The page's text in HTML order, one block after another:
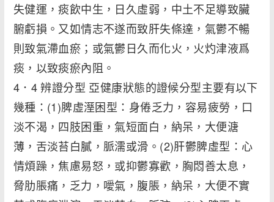
失健運，痰飲中生，日久虛弱，中土不足導致臟
腑虧損。又如情志不遂而致肝失條達，氣鬱不暢
則致氣滯血瘀；或氣鬱日久而化火，火灼津液爲
痰，以致痰瘀內阻。
4．4 辨證分型 亞健康狀態的證候分型主要有以下
幾種：(1)脾虛溼困型：身倦乏力，容易疲勞，口
淡不渴，四肢困重，氣短面白，納呆，大便溏
薄，舌淡苔白膩，脈濡或滑。(2)肝鬱脾虛型：心
情煩躁，焦慮易怒，或抑鬱寡歡，胸悶善太息，
脅肋脹痛，乏力，噯氣，腹脹，納呆，大便不實